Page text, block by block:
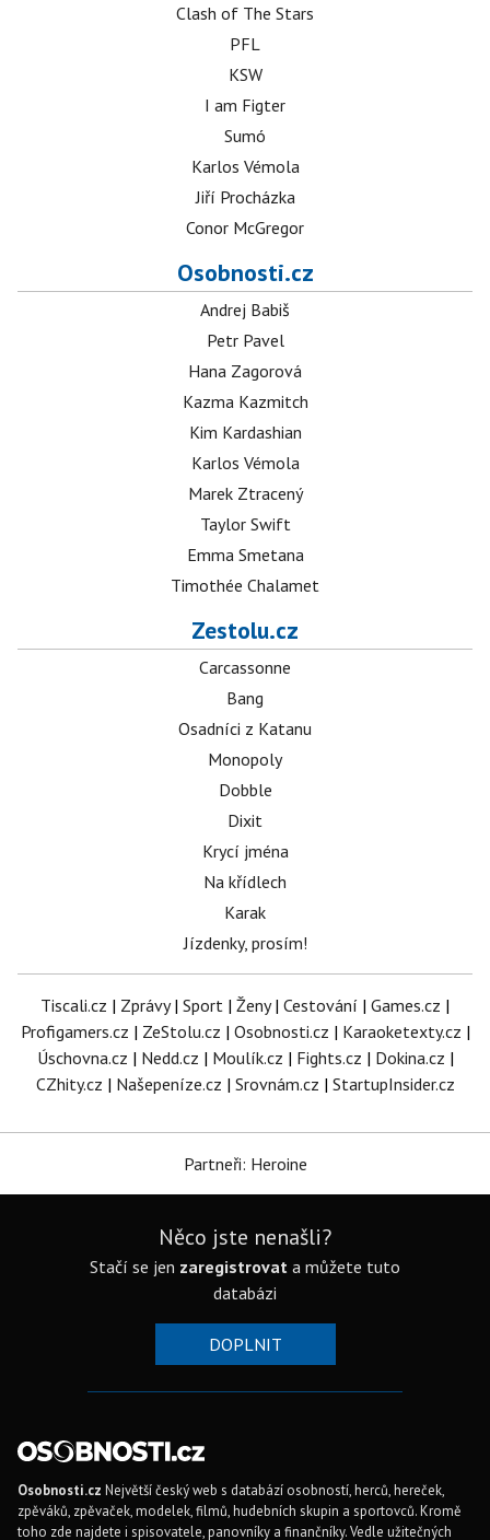
Clash of The Stars
PFL
KSW
I am Figter
Sumó
Karlos Vémola
Jiří Procházka
Conor McGregor
Osobnosti.cz
Andrej Babiš
Petr Pavel
Hana Zagorová
Kazma Kazmitch
Kim Kardashian
Karlos Vémola
Marek Ztracený
Taylor Swift
Emma Smetana
Timothée Chalamet
Zestolu.cz
Carcassonne
Bang
Osadníci z Katanu
Monopoly
Dobble
Dixit
Krycí jména
Na křídlech
Karak
Jízdenky, prosím!
Tiscali.cz | Zprávy| Sport | Ženy| Cestování | Games.cz |
Profigamers.cz | ZeStolu.cz | Osobnosti.cz | Karaoketexty.cz |
Úschovna.cz | Nedd.cz | Moulík.cz | Fights.cz | Dokina.cz |
CZhity.cz | Našepeníze.cz | Srovnám.cz | StartupInsider.cz
Partneři: Heroine
Něco jste nenašli?
Stačí se jen zaregistrovat a můžete tuto
databázi
DOPLNIT
Osobnosti.cz Největší český web s databází osobností, herců, hereček,
zpěváků, zpěvaček, modelek, filmů, hudebních skupin a sportovců. Kromě
toho zde najdete i spisovatele, panovníky a finančníky. Vedle užitečných